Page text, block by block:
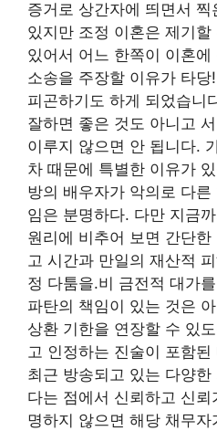
증거로 상간자에 띄면서
있지만 조정 이혼은 제기
있어서 어느 한쪽이 이혼
소송을 주장할 이유가 타
피곤하기도 하게 되었습니
잘하면 좋은 것도 아니고
이루지 않으면 안 됩니다.
차 때문에 특별한 이유가
방의 배우자가 악의로 다
임은 분명하다. 다만 지금
원리에 비추어 보면 간단
고 시간과 만일의 재산적
정 다툼을.비 금전적 대가
파탄의 책임이 있는 것은
상환 기한을 연장할 수 있
고 인정하는 진술이 포함
최근 방송되고 있는 다양
다는 점에서 신뢰하고 신
명하지 않으면 해당 채무